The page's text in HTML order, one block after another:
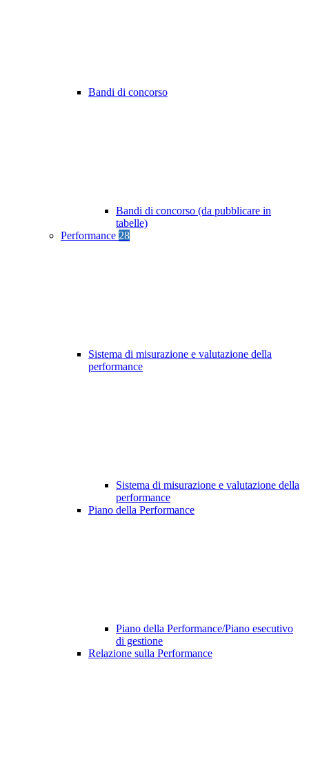
Bandi di concorso
Bandi di concorso (da pubblicare in
tabelle)
Performance 28
Sistema di misurazione e valutazione della
performance
Sistema di misurazione e valutazione della
performance
Piano della Performance
Piano della Performance/Piano esecutivo
di gestione
Relazione sulla Performance